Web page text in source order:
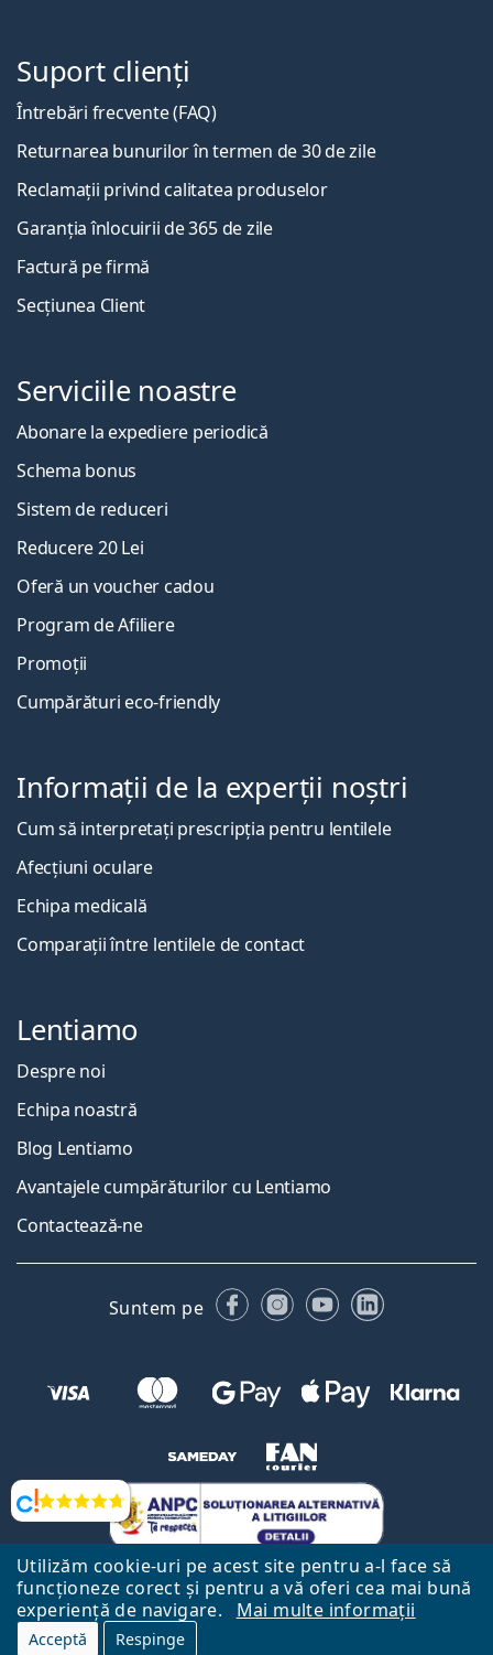
Utilizăm cookie-uri pe acest site pentru a-l face să
funcționeze corect și pentru a vă oferi cea mai bună
experiență de navigare.
Mai multe informații
Acceptă Respinge
Opinii
Suport clienți
Întrebări frecvente (FAQ)
Returnarea bunurilor în termen de 30 de zile
Reclamații privind calitatea produselor
Garanția înlocuirii de 365 de zile
Factură pe firmă
Secțiunea Client
Serviciile noastre
Abonare la expediere periodică
Schema bonus
Sistem de reduceri
Reducere 20 Lei
Oferă un voucher cadou
Program de Afiliere
Promoții
Cumpărături eco-friendly
Informații de la experții noștri
Cum să interpretați prescripția pentru lentilele
Afecțiuni oculare
Echipa medicală
Comparații între lentilele de contact
Lentiamo
Despre noi
Echipa noastră
Blog Lentiamo
Avantajele cumpărăturilor cu Lentiamo
Contactează-ne
Suntem pe FacebookInstagram
YouTubeLinkedIn